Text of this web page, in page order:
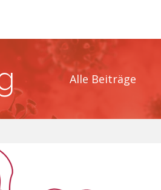
Alle Beiträge